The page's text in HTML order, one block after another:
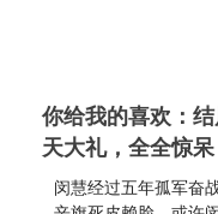
你给我的喜欢：
天大礼，全全惊呆
闵慧经过五年孤军奋